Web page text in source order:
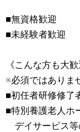
■無資格歓迎
■未経験者歓迎
《こんな方も大歓
※必須ではありま
■初任者研修修了
■特別養護老人ホ
デイサービス等